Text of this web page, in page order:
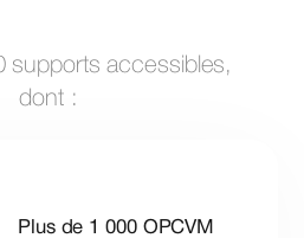
supports accessibles,
dont :
Plus de 1 000 OPCVM